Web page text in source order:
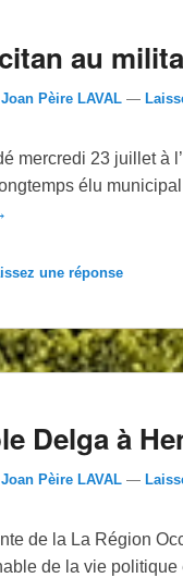
au
Joan Pèire LAVAL —
mercredi 23 juillet à
élu
une réponse
Delga à
Joan Pèire LAVAL —
de la La Région
de la vie